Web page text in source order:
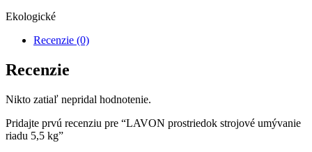
Ekologické
Recenzie (0)
Recenzie
Nikto zatiaľ nepridal hodnotenie.
Pridajte prvú recenziu pre “LAVON prostriedok strojové umývanie
riadu 5,5 kg”